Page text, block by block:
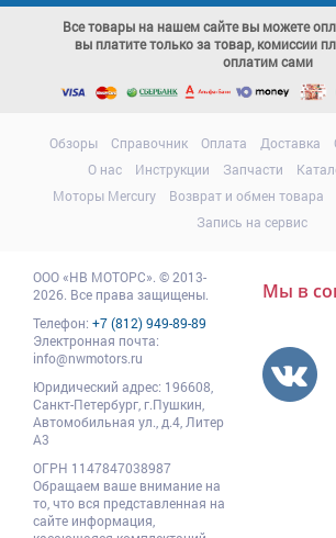
Все товары на нашем сайте вы можете
вы платите только за товар, комиссии
оплатим сами
Обзоры Справочник Оплата Доставка
О нас
Инструкции Запчасти
Моторы Mercury
Возврат и обмен товара
Запись на сервис
ООО«НВ МОТОРС» © 2013-
2026. Все права защищены.
Телефон: +7 (812) 949-89-89
Электронная почта:
info@nwmotors.ru
Юридический адрес: 196608
Санкт-Петербург, г.Пушкин
Автомобильная ул., д.4, Литер
А3
ОГРН 1147847038987
Обращаем ваше внимание на
то, что вся представленная на
сайте информация,
Мы в